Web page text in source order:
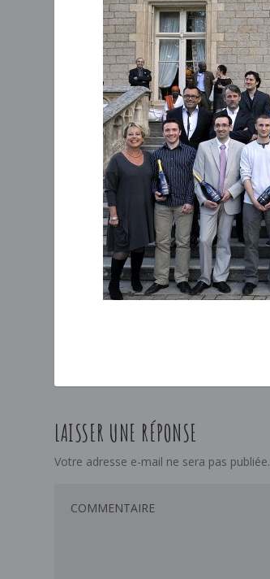
LAISSER UNE RÉPONSE
Votre adresse e-mail ne sera pas publiée.